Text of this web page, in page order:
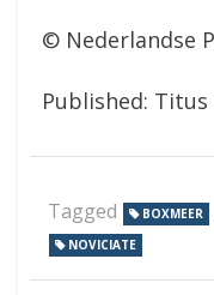
© Nederlandse
Published:
Tagged BOXMEER
NOVICIATE